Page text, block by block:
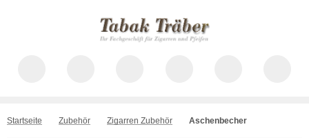
Startseite Zubehör Zigarren Zubehör Aschenbecher